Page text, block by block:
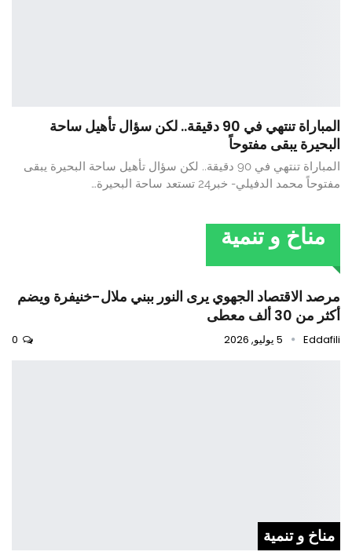
المباراة تنتهي في 90 دقيقة.. لكن سؤال تأهيل ساحة
البحيرة يبقى مفتوحاً
المباراة تنتهي في 90 دقيقة.. لكن سؤال تأهيل ساحة البحيرة يبقى
مفتوحاً محمد الدفيلي- خبر24 تستعد ساحة البحيرة…
مناخ و تنمية
مرصد الاقتصاد الجهوي يرى النور ببني ملال-خنيفرة ويضم
أكثر من 30 ألف معطى
Eddafili 5 يوليو, 2026
مناخ و تنمية